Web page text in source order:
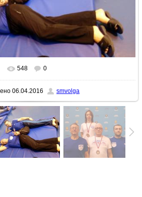
размере 1280x720
548 0
06.04.2016 smvolga